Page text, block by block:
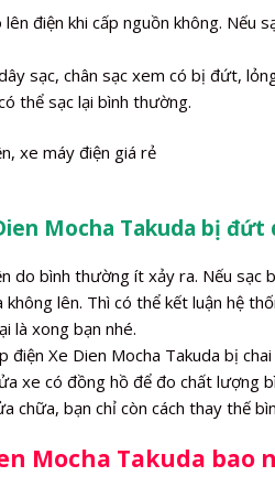
điện khi cấp nguồn không. Nếu
sạc, chân sạc xem có bị đứt,
thể sạc lại bình thường.
Mocha Takuda bị đứt
do bình thường ít xảy ra. Nếu sạc
lên. Thì có thể kết luận hệ
là xong bạn nhé.
Xe Dien Mocha Takuda bị
xe có đồng hồ để đo chất lượng
chữa, bạn chỉ còn cách thay thế
Mocha Takuda bao